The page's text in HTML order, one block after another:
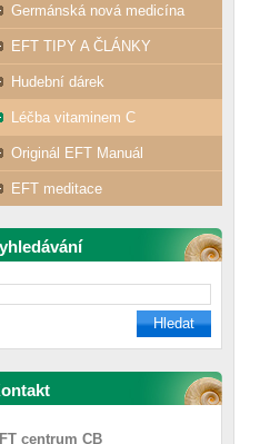
Germánská nová medicína
EFT TIPY A ČLÁNKY
Hudební dárek
Léčba vitaminem C
Originál EFT Manuál
EFT meditace
centrum CB